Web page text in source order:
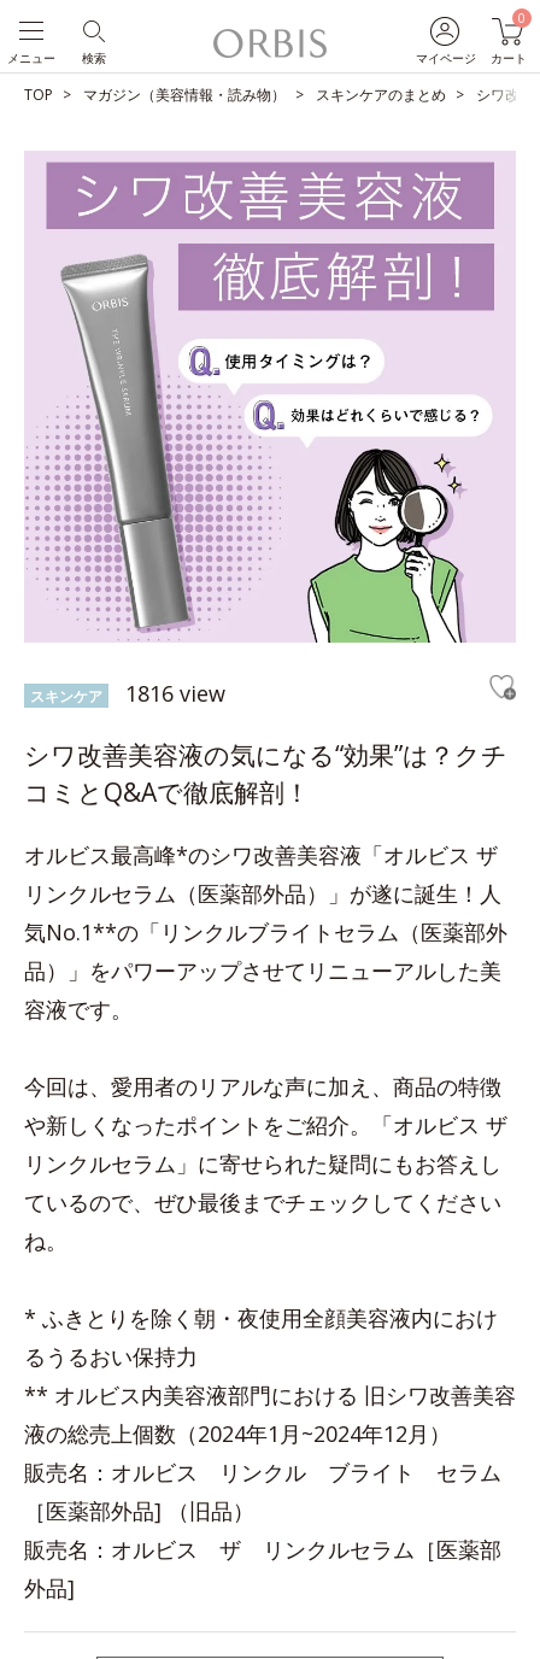
マイページ
0
カート
検索
メニュー
TOP マガジン（美容情報・読み物） スキンケアのまとめ シワ改善
スキンケア 1816 view
シワ改善美容液の気になる“効果”は？クチ
コミとQ&Aで徹底解剖！
オルビス最高峰*のシワ改善美容液「オルビス ザ
リンクルセラム（医薬部外品）」が遂に誕生！人
気No.1**の「リンクルブライトセラム（医薬部外
品）」をパワーアップさせてリニューアルした美
容液です。
今回は、愛用者のリアルな声に加え、商品の特徴
や新しくなったポイントをご紹介。「オルビス ザ
リンクルセラム」に寄せられた疑問にもお答えし
ているので、ぜひ最後までチェックしてください
ね。
* ふきとりを除く朝・夜使用全顔美容液内におけ
るうるおい保持力
** オルビス内美容液部門における 旧シワ改善美容
液の総売上個数（2024年1月~2024年12月）
販売名：オルビス リンクル ブライト セラム
［医薬部外品] （旧品）
販売名：オルビス ザ リンクルセラム［医薬部
外品]